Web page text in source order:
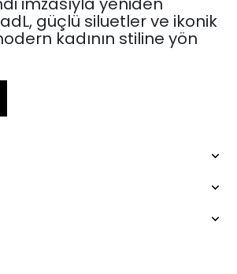
güçlü siluetler ve ikonik
kadının stiline yön